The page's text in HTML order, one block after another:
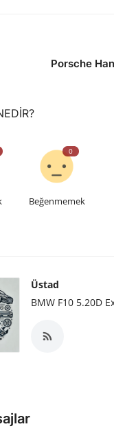
Porsche
0
Beğenmemek
Üstad
BMW F10 5.20D